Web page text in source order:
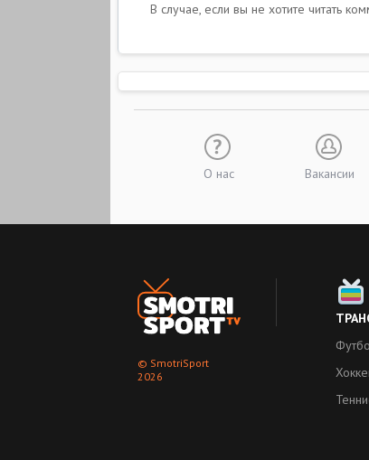
В случае, если вы не хотите читать
О нас Вакансии
© SmotriSport
2026